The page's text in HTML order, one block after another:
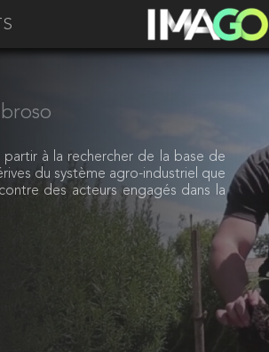
à la rechercher de la base de
du système agro-industriel que
des acteurs engagés dans la